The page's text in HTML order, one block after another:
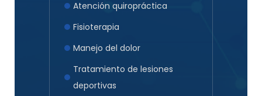
Atención quiropráctica
Fisioterapia
Manejo del dolor
Tratamiento de lesiones
deportivas